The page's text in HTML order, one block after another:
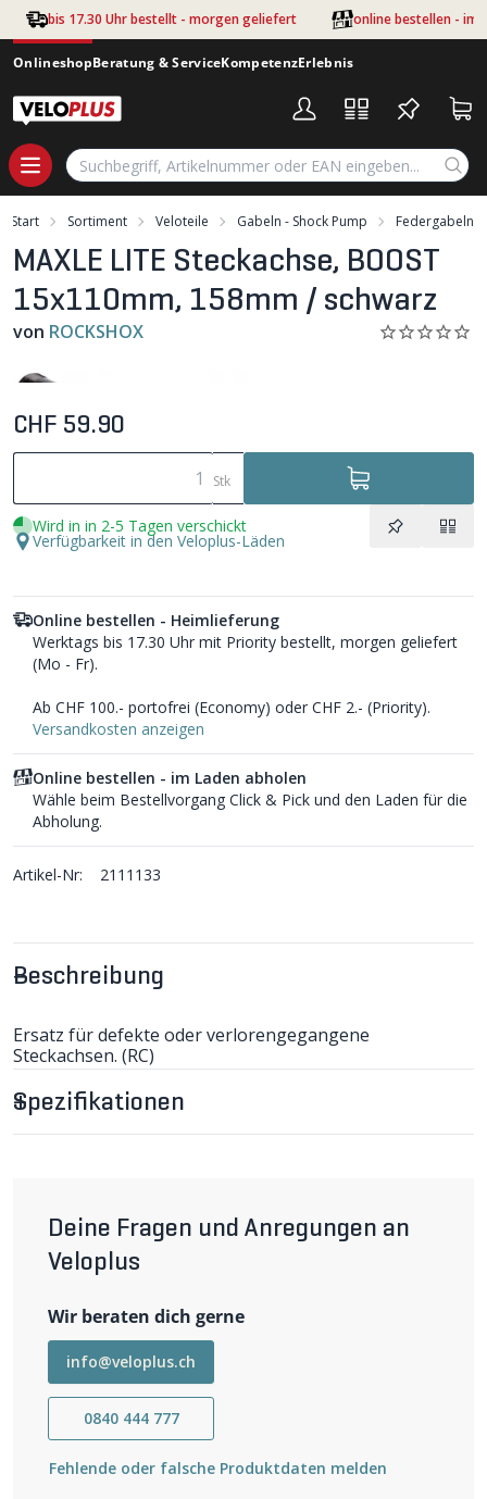
Zum Hauptinhalt springen
bis 17.30 Uhr bestellt - morgen geliefert online bestellen - im
OnlineshopBeratung & ServiceKompetenzErlebnis
Start Sortiment Veloteile Gabeln - Shock Pump Federgabeln
MAXLE LITE Steckachse, BOOST
15x110mm, 158mm / schwarz
von ROCKSHOX
Beschreibung
Ersatz für defekte oder verlorengegangene
Steckachsen. (RC)
- Nabeneinbaumass Boost 15x110mm
- Gesamtlänge 158mm
- Farbe schwarz
- Gewicht 76g
- Reba
- SID B
- Revelation
Spezifikationen
Deine Fragen und Anregungen an
Veloplus
Wir beraten dich gerne
info@veloplus.ch
0840 444 777
Fehlende oder falsche Produktdaten melden
CHF 59.90
Stk
Wird in in 2-5 Tagen verschickt
Verfügbarkeit in den Veloplus-Läden
Online bestellen - Heimlieferung
Werktags bis 17.30 Uhr mit Priority bestellt, morgen geliefert
(Mo - Fr).
Ab CHF 100.- portofrei (Economy) oder CHF 2.- (Priority).
Versandkosten anzeigen
Online bestellen - im Laden abholen
Wähle beim Bestellvorgang Click & Pick und den Laden für die
Abholung.
Artikel-Nr: 2111133